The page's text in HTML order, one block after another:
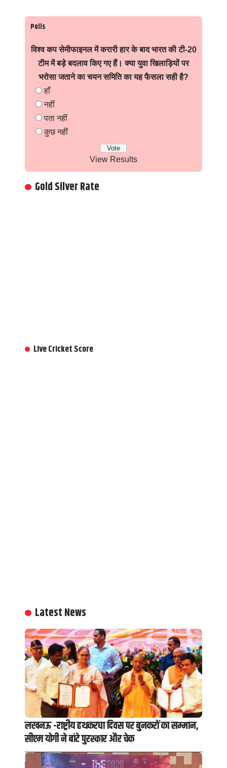
Polls
विश्व कप सेमीफाइनल में करारी हार के बाद भारत की टी-20
टीम में बड़े बदलाव किए गए हैं। क्या युवा खिलाड़ियों पर
भरोसा जताने का चयन समिति का यह फैसला सही है?
हाँ
नहीं
पता नहीं
कुछ नहीं
View Results
Gold Silver Rate
Live Cricket Score
Latest News
लखनऊ -राष्ट्रीय हथकरघा दिवस पर बुनकरों का सम्मान,
सीएम योगी ने बांटे पुरस्कार और चेक